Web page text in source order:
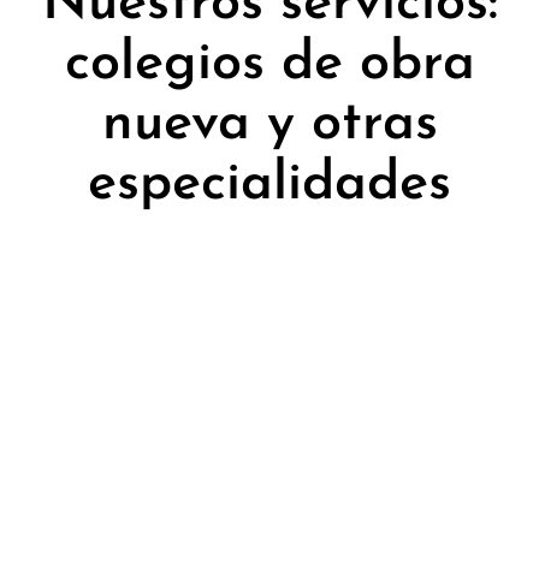
colegios de obra
nueva y otras
especialidades